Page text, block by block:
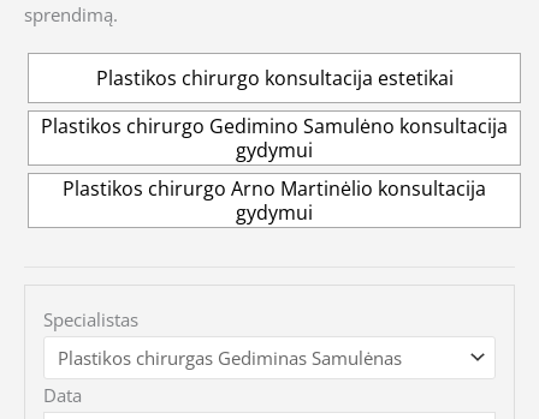
sprendimą.
Plastikos chirurgo konsultacija estetikai
Plastikos chirurgo Gedimino Samulėno konsultacija
gydymui
Plastikos chirurgo Arno Martinėlio konsultacija
gydymui
Specialistas
Data